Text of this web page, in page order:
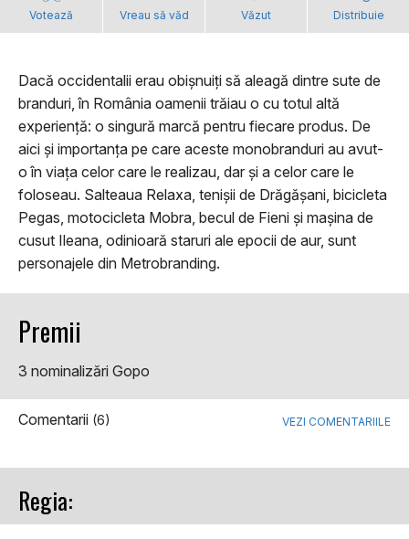
Votează Vreau să văd Văzut Distribuie
Dacă occidentalii erau obișnuiți să aleagă dintre sute de
branduri, în România oamenii trăiau o cu totul altă
experiență: o singură marcă pentru fiecare produs. De
aici și importanța pe care aceste monobranduri au avut-
o în viața celor care le realizau, dar și a celor care le
foloseau. Salteaua Relaxa, tenișii de Drăgășani, bicicleta
Pegas, motocicleta Mobra, becul de Fieni și mașina de
cusut Ileana, odinioară staruri ale epocii de aur, sunt
personajele din Metrobranding.
Premii
3 nominalizări Gopo
Comentarii (6) VEZI COMENTARIILE
Regia: